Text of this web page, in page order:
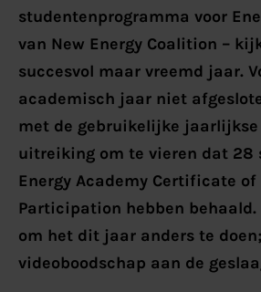
studentenprogramma voor
van New Energy Coalition –
succesvol maar vreemd jaar.
academisch jaar niet
met de gebruikelijke
uitreiking om te vieren dat 28
Energy Academy Certificate
Participation hebben behaald.
om het dit jaar anders te
videoboodschap aan de